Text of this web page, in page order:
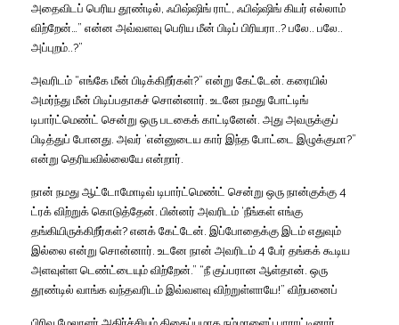
அதைவிடப் பெரிய தூண்டில், ஃபிஷ்ஷிங் ராட், ஃபிஷ்ஷிங் கியர் எல்லாம்
விற்றேன்…” என்ன அவ்வளவு பெரிய மீன் பிடிப் பிரியரா..? பலே.. பலே..
அப்புறம்..?”
அவரிடம் “எங்கே மீன் பிடிக்கிறீர்கள்?” என்று கேட்டேன். கரையில்
அமர்ந்து மீன் பிடிப்பதாகச் சொன்னார். உடனே நமது போட்டிங்
டிபார்ட்மெண்ட் சென்று ஒரு படகைக் காட்டினேன். அது அவருக்குப்
பிடித்துப் போனது. அவர் ‘என்னுடைய கார் இந்த போட்டை இழுக்குமா?”
என்று தெரியவில்லையே என்றார்.
நான் நமது ஆட்டோமோடிவ் டிபார்ட்மெண்ட் சென்று ஒரு நான்குக்கு 4
ட்ரக் விற்றுக் கொடுத்தேன். பின்னர் அவரிடம் ‘நீங்கள் எங்கு
தங்கியிருக்கிறீர்கள்? எனக் கேட்டேன். இப்போதைக்கு இடம் எதுவும்
இல்லை என்று சொன்னார். உடனே நான் அவரிடம் 4 பேர் தங்கக் கூடிய
அளவுள்ள டெண்ட்டையும் விற்றேன்.” “நீ குப்பரான ஆள்தான். ஒரு
தூண்டில் வாங்க வந்தவரிடம் இவ்வளவு விற்றுள்ளாயே!” விற்பனைப்